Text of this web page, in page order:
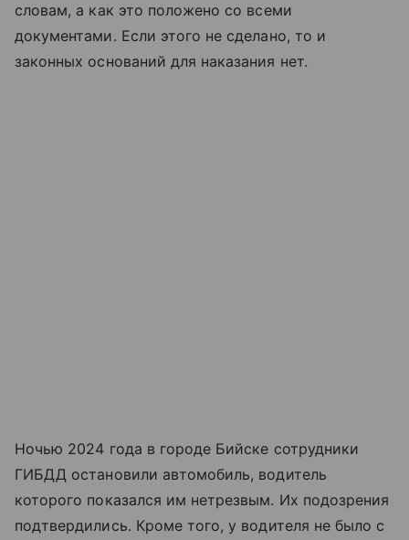
словам, а как это положено со всеми
документами. Если этого не сделано, то и
законных оснований для наказания нет.
Ночью 2024 года в городе Бийске сотрудники
ГИБДД остановили автомобиль, водитель
которого показался им нетрезвым. Их подозрения
подтвердились. Кроме того, у водителя не было с